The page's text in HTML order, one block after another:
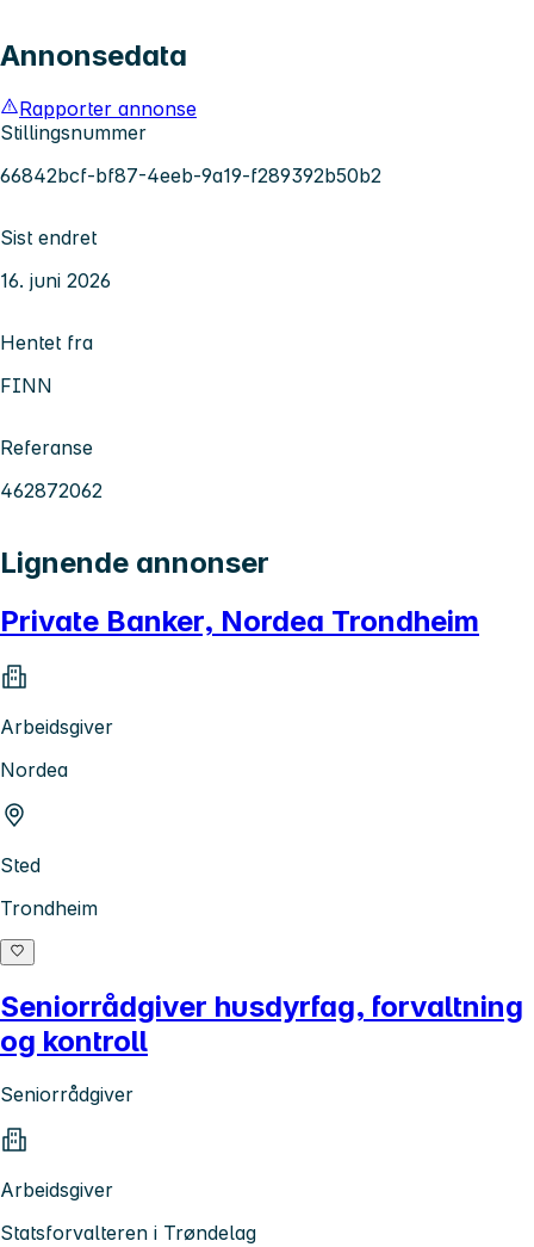
Annonsedata
Rapporter annonse
Stillingsnummer
66842bcf-bf87-4eeb-9a19-f289392b50b2
Sist endret
16. juni 2026
Hentet fra
FINN
Referanse
462872062
Lignende annonser
Private Banker, Nordea Trondheim
Arbeidsgiver
Nordea
Sted
Trondheim
Seniorrådgiver husdyrfag, forvaltning
og kontroll
Seniorrådgiver
Arbeidsgiver
Statsforvalteren i Trøndelag